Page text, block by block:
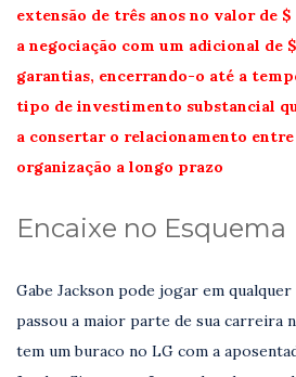
extensão de três anos no valor de $
a negociação com um adicional de
garantias, encerrando-o até a
tipo de investimento substancial
a consertar o relacionamento
organização a longo prazo
Encaixe no Esquema
Gabe Jackson pode jogar em qualquer
passou a maior parte de sua carreira
tem um buraco no LG com a